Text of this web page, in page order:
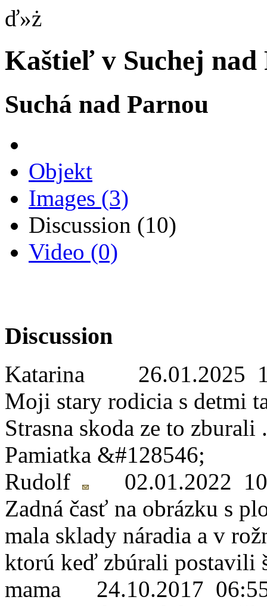
ď»ż
Kaštieľ v Suchej nad
Suchá nad Parnou
Objekt
Images (3)
Discussion (10)
Video (0)
Discussion
Katarina
26.01.2025
Moji stary rodicia s detmi
Strasna skoda ze to
Pamiatka &#128546;
Rudolf
02.01.2022
Zadná časť na obrázku s
mala sklady náradia a v
ktorú keď zbúrali postavili
mama 24.10.2017